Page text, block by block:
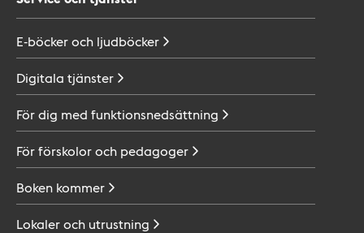
E-böcker och ljudböcker
Digitala tjänster
För dig med funktionsnedsättning
För förskolor och pedagoger
Boken kommer
Lokaler och utrustning